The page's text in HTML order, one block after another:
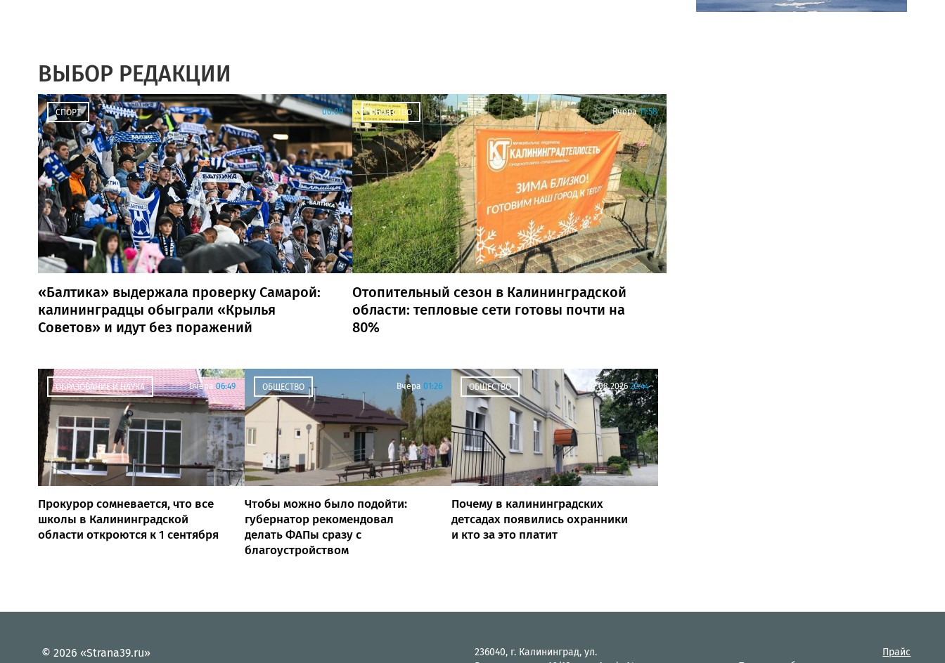
ВЫБОР РЕДАКЦИИ
СПОРТ 00:09
«Балтика» выдержала проверку Самарой:
калининградцы обыграли «Крылья
Советов» и идут без поражений
ОБЩЕСТВО Вчера 11:58
Отопительный сезон в Калининградской
области: тепловые сети готовы почти на
80%
ОБРАЗОВАНИЕ И НАУКА Вчера 06:49
Прокурор сомневается, что все
школы в Калининградской
области откроются к 1 сентября
ОБЩЕСТВО Вчера 01:26
Чтобы можно было подойти:
губернатор рекомендовал
делать ФАПы сразу с
благоустройством
ОБЩЕСТВО 07.08.2026 22:44
Почему в калининградских
детсадах появились охранники
и кто за это платит
© 2026 «Strana39.ru»
236040, г. Калининград, ул.
Прайс